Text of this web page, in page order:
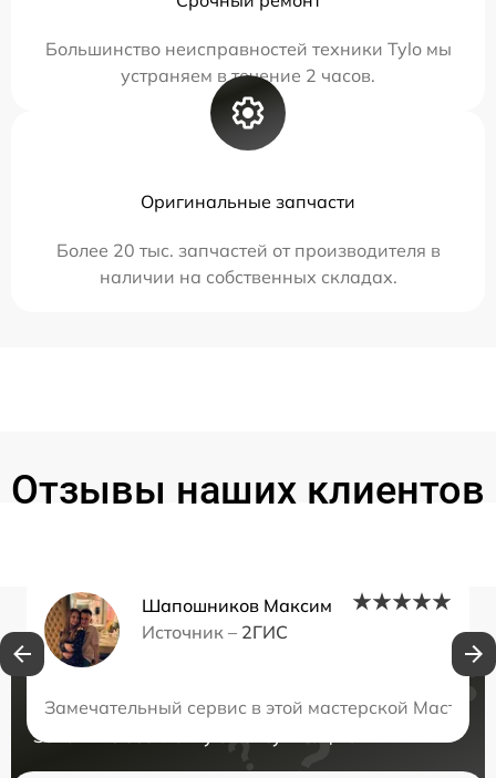
Большинство неисправностей техники Tylo мы
устраняем в течение 2 часов.
Оригинальные запчасти
Более 20 тыс. запчастей от производителя в
наличии на собственных складах.
Отзывы наших клиентов
Шапошников Максим
Источник – 2ГИС
Замечательный сервис в этой мастерской
Нужна консультация?
Закажите бесплатную консультацию